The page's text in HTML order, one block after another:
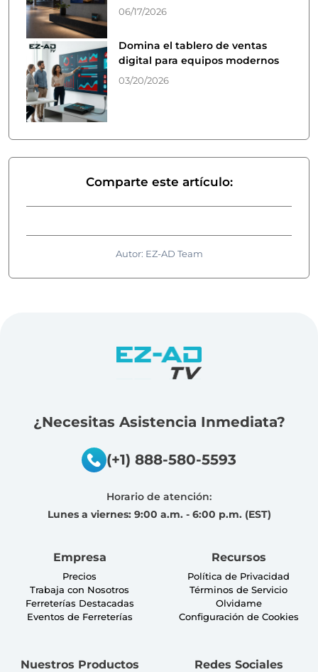
06/17/2026
Domina el tablero de ventas
digital para equipos modernos
03/20/2026
Comparte este artículo:
Autor: EZ-AD Team
¿Necesitas Asistencia Inmediata?
(+1) 888-580-5593
Horario de atención:
Lunes a viernes: 9:00 a.m. - 6:00 p.m. (EST)
Nuestros Productos
Recursos
Política de Privacidad
Términos de Servicio
Olvidame
Configuración de Cookies
Empresa
Precios
Trabaja con Nosotros
Ferreterías Destacadas
Eventos de Ferreterías
Redes Sociales